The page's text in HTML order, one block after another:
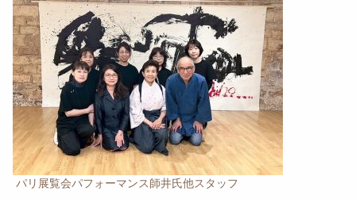
パリ展覧会パフォーマンス師井氏他スタッフ